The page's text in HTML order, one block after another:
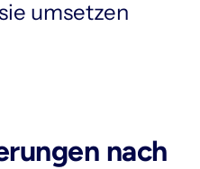
umsetzen
nach